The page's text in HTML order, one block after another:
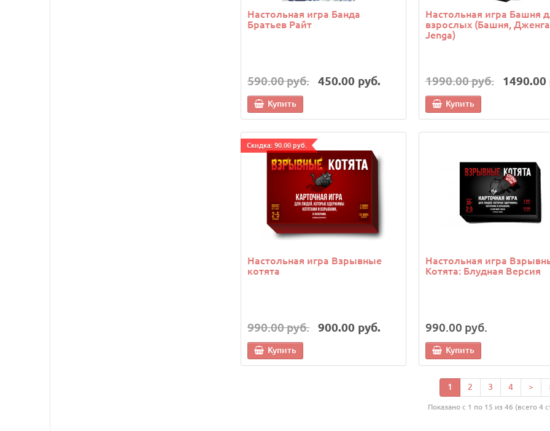
Настольная игра Банда
Братьев Райт
590.00 руб. 450.00 руб.
Купить
Настольная игра Башня
взрослых (Башня,
Jenga)
1990.00 руб. 1490.00
Купить
Cкидка: 90.00 руб.
Настольная игра Взрывные
котята
990.00 руб. 900.00 руб.
Купить
Настольная игра
Котята: Блудная Версия
990.00 руб.
Купить
1 2 3 4 >
Показано с 1 по 15 из 46 (всего 4